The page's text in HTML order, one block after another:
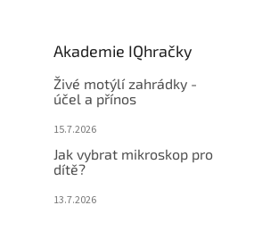
Akademie IQhračky
Živé motýlí zahrádky -
účel a přínos
15.7.2026
Jak vybrat mikroskop pro
dítě?
13.7.2026